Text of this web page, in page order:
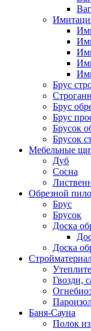
Брус
Брус
Брус
Брусок
Брусок
Мебельные
Дуб
Сосна
Обрезной
Брус
Брусок
Доска
Доска
Гвозди,
Баня-Сауна
Полок